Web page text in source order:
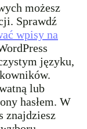
możesz
Sprawdź
wpisy na
języku,
lub
hasłem. W
znajdziesz